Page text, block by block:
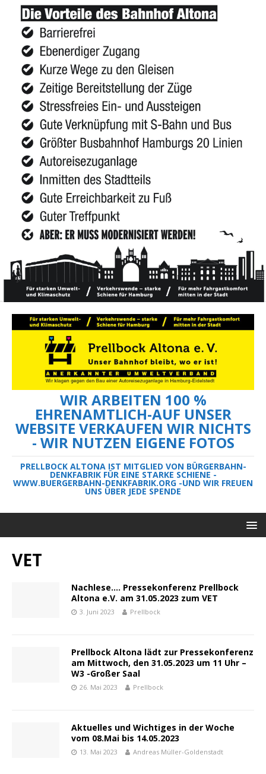
WIR ARBEITEN 100 %
EHRENAMTLICH-AUF UNSER
WEBSITE VERKAUFEN WIR NICHTS
- WIR NUTZEN EIGENE FOTOS
PRELLBOCK ALTONA IST MITGLIED VON BÜRGERBAHN-
DENKFABRIK FÜR EINE STARKE SCHIENE -
WWW.BUERGERBAHN-DENKFABRIK.ORG -UND WIR FREUEN
UNS ÜBER JEDE SPENDE
VET
Nachlese…. Pressekonferenz Prellbock
Altona e.V. am 31.05.2023 zum VET
3. Juni 2023 Prellbock
Prellbock Altona lädt zur Pressekonferenz
am Mittwoch, den 31.05.2023 um 11 Uhr –
W3 -Großer Saal
26. Mai 2023 Prellbock
Aktuelles und Wichtiges in der Woche
vom 08.Mai bis 14.05.2023
13. Mai 2023 Andreas Müller-Goldenstadt